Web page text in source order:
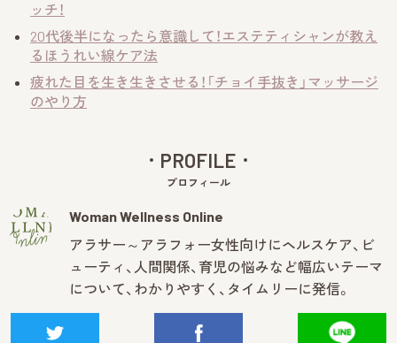
ッチ！
20代後半になったら意識して！エステティシャンが教え
るほうれい線ケア法
疲れた目を生き生きさせる！「チョイ手抜き」マッサージ
のやり方
PROFILE
プロフィール
Woman Wellness Online
アラサー～アラフォー女性向けにヘルスケア、ビ
ューティ、人間関係、育児の悩みなど幅広いテーマ
について、わかりやすく、タイムリーに発信。